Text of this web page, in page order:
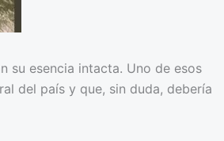
su esencia intacta. Uno de esos
del país y que, sin duda, debería